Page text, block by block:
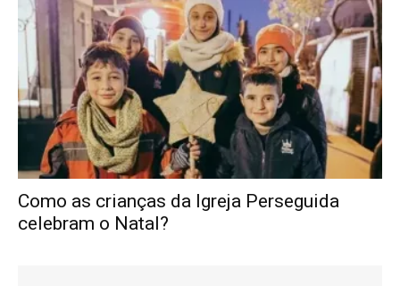
Como as crianças da Igreja Perseguida
celebram o Natal?